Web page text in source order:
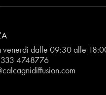
venerdì dalle 09:30 alle
333 4748776